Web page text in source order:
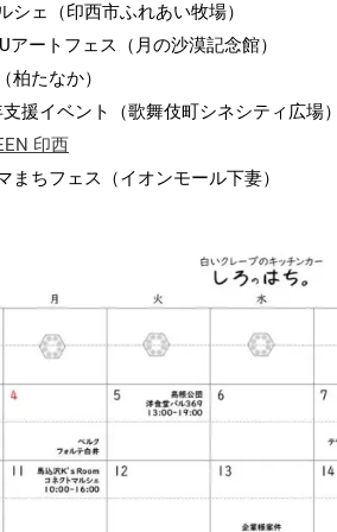
ェ（印西市ふれあい牧場）
ートフェス（月の沙漠記念館）
たなか）
ベント（歌舞伎町シネシティ広場
印西
ちフェス（イオンモール下妻）